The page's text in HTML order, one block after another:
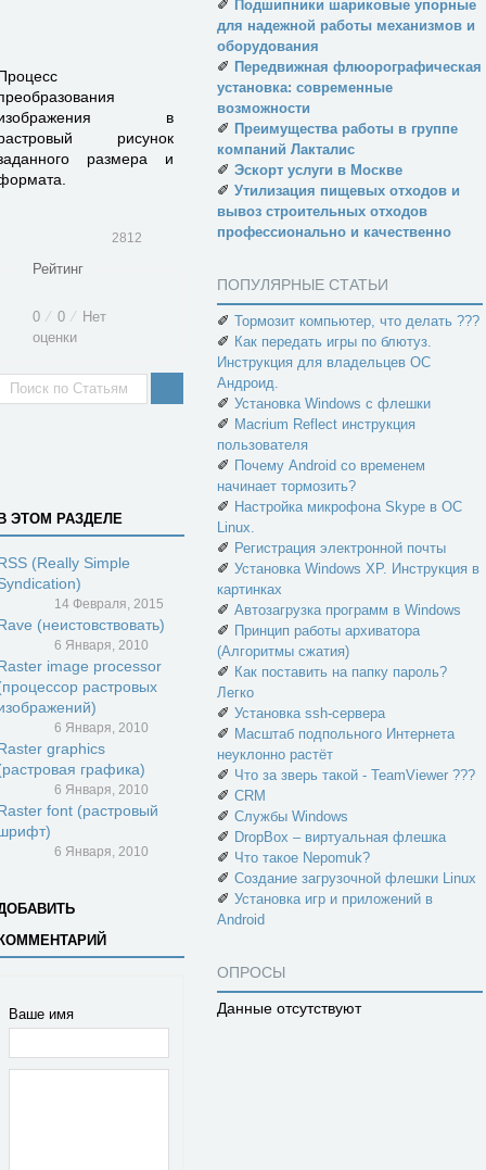
в
рисунок
размера и
2812
Рейтинг
0 ⁄ 0 ⁄ Нет
оценки
ЭТОМ РАЗДЕЛЕ
(Really Simple
14 Февраля, 2015
(неистовствовать)
6 Января, 2010
image processor
растровых
6 Января, 2010
graphics
графика)
6 Января, 2010
font (растровый
6 Января, 2010
Ваше имя
✐ Подшипники шариковые упорные
для надежной работы механизмов и
оборудования
✐ Передвижная флюорографическая
установка: современные
возможности
✐ Преимущества работы в группе
компаний Лакталис
✐ Эскорт услуги в Москве
✐ Утилизация пищевых отходов и
вывоз строительных отходов
профессионально и качественно
ПОПУЛЯРНЫЕ СТАТЬИ
✐ Тормозит компьютер, что делать ???
✐ Как передать игры по блютуз.
Инструкция для владельцев ОС
Андроид.
✐ Установка Windows с флешки
✐ Macrium Reflect инструкция
пользователя
✐ Почему Android со временем
начинает тормозить?
✐ Настройка микрофона Skype в ОС
Linux.
✐ Регистрация электронной почты
✐ Установка Windows XP. Инструкция в
картинках
✐ Автозагрузка программ в Windows
✐ Принцип работы архиватора
(Алгоритмы сжатия)
✐ Как поставить на папку пароль?
Легко
✐ Установка ssh-сервера
✐ Масштаб подпольного Интернета
неуклонно растёт
✐ Что за зверь такой - TeamViewer ???
✐ CRM
✐ Службы Windows
✐ DropBox – виртуальная флешка
✐ Что такое Nepomuk?
✐ Создание загрузочной флешки Linux
✐ Установка игр и приложений в
Android
ОПРОСЫ
Данные отсутствуют